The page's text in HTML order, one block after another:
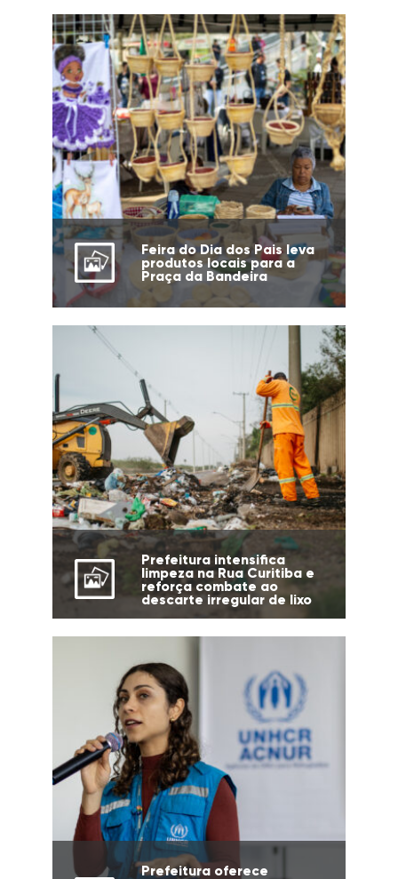
Feira do Dia dos Pais leva
produtos locais para a
Praça da Bandeira
Prefeitura intensifica
limpeza na Rua Curitiba e
reforça combate ao
descarte irregular de lixo
Prefeitura oferece